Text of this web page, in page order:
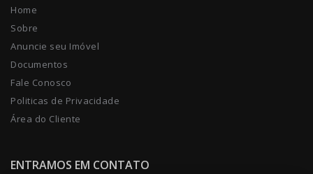
Home
Sobre
Anuncie seu Imóvel
Documentos
Fale Conosco
Politicas de Privacidade
Área do Cliente
ENTRAMOS EM CONTATO